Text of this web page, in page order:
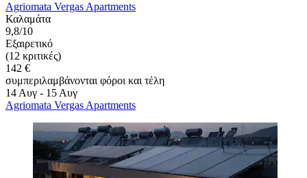
Agriomata Vergas Apartments
Καλαμάτα
9,8/10
Εξαιρετικό
(12 κριτικές)
142 €
συμπεριλαμβάνονται φόροι και τέλη
14 Αυγ - 15 Αυγ
Agriomata Vergas Apartments